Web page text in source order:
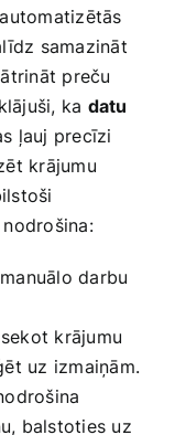
samazināt
preču​
ka datu
ļauj ‌precīzi
krājumu⁢
darbu
krājumu
uz izmaiņām.
balstoties uz